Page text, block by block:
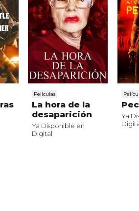
Películas
La hora de la
desaparición
Ya Disponible en
Digital
Ya